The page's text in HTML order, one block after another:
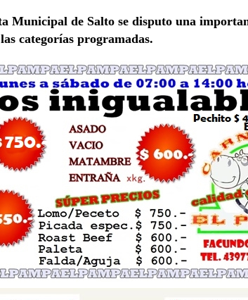
Municipal de Salto se disputo una
categorías programadas.